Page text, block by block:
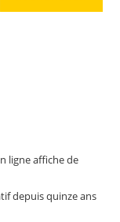
ligne affiche de
depuis quinze ans